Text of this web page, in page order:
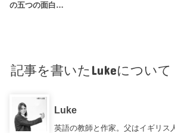
の五つの面白…
記事を書いたLukeについて
Luke
英語の教師と作家。父はイギリス